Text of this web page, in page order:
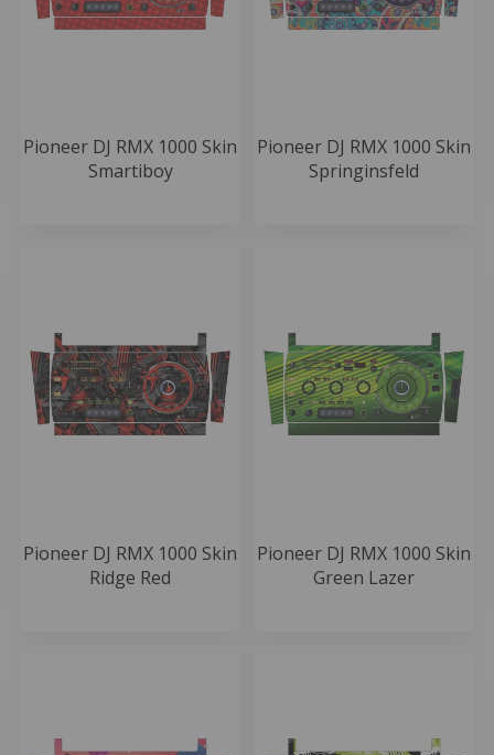
Pioneer DJ RMX 1000 Skin
Smartiboy
Pioneer DJ RMX 1000 Skin
Springinsfeld
Pioneer DJ RMX 1000 Skin
Ridge Red
Pioneer DJ RMX 1000 Skin
Green Lazer